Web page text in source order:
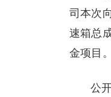
司本次
速箱总
金项目。
公